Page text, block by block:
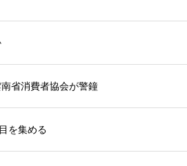
省消費者協会が警鐘
を集める